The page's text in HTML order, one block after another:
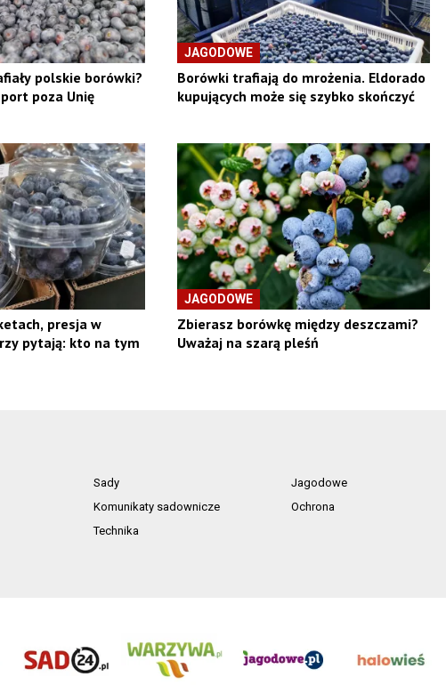
polskie borówki?
poza Unię
JAGODOWE
Borówki trafiają do mrożenia. Eldorado
kupujących może się szybko skończyć
presja w
pytają: kto na tym
JAGODOWE
Zbierasz borówkę między deszczami?
Uważaj na szarą pleśń
Sady
Jagodowe
Komunikaty sadownicze
Ochrona
Technika